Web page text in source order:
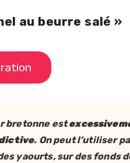
au beurre salé »
bretonne est
. On peut l’utiliser
yaourts, sur des fonds